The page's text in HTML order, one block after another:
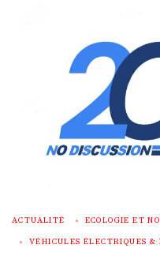
ACTUALITÉ ECOLOGIE ET
VÉHICULES ÉLECTRIQUES &